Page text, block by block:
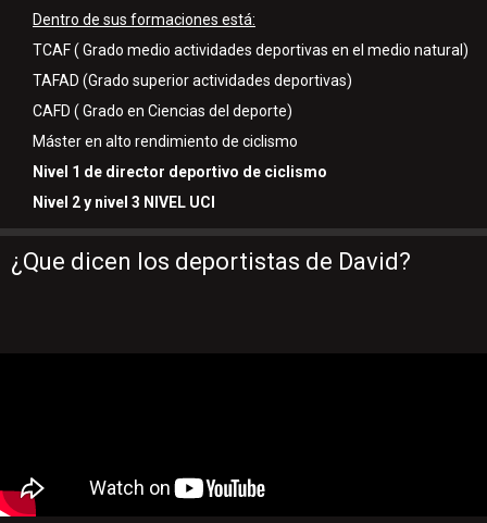
Dentro de sus formaciones está:
TCAF ( Grado medio actividades deportivas en el medio natural)
TAFAD (Grado superior actividades deportivas)
CAFD ( Grado en Ciencias del deporte)
Máster en alto rendimiento de ciclismo
Nivel 1 de director deportivo de ciclismo
Nivel 2 y nivel 3 NIVEL UCI
¿Que dicen los deportistas de David?